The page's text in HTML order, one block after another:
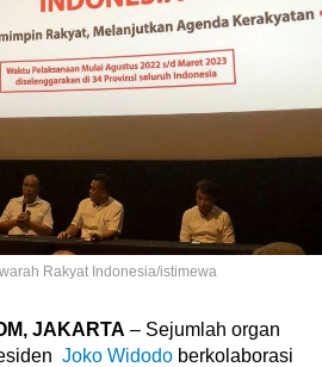
Rakyat Indonesia/istimewa
JAKARTA – Sejumlah organ
Joko Widodo berkolaborasi